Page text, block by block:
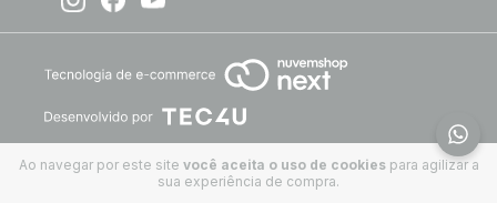
Ao navegar por este site você aceita o uso de cookiespara agilizar a
sua experiência de compra.